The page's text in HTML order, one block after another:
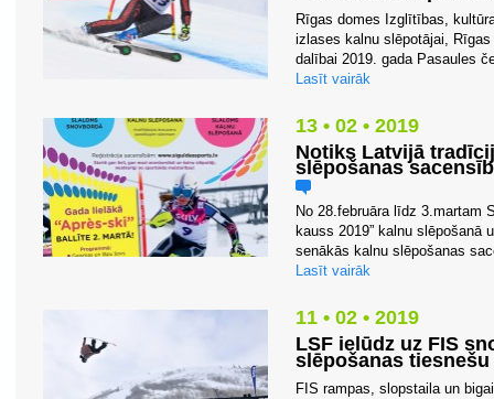
Rīgas domes Izglītības,
izlases kalnu slēpotājai,
dalībai 2019. gada Pasaules
Lasīt vairāk
13 • 02 • 2019
Notiks Latvijā
slēpošanas
No 28.februāra līdz 3.martam
kauss 2019” kalnu slēpošanā
senākās kalnu slēpošanas
Lasīt vairāk
11 • 02 • 2019
LSF ielūdz uz FIS
slēpošanas
FIS rampas, slopstaila un